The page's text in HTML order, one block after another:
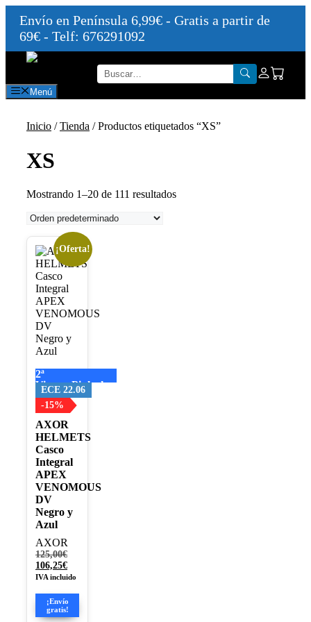
Envío en Península 6,99€ - Gratis a partir de
69€ - Telf: 676291092
Saltar
contenido
Menú
Inicio /Tienda / Productos etiquetados “XS”
XS
Mostrando 1–20 de 111 resultados
¡Oferta!
2ª
Visera+Pinlock
ECE 22.06
-15%
AXOR
HELMETS
Casco
Integral
APEX
VENOMOUS
DV
Negro y
Azul
AXOR
125,00€El
precio
original
125,00€.
106,25€El
precio
es:
106,25€.
IVA incluido
¡Envío
gratis!
Este
producto
tiene
múltiples
variantes.
Las
opciones
se
pueden
en
la
página
de
producto